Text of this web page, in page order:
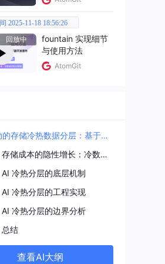
2025-11-18 18:56:26
回放中
fountain 实现细节
与使用方法
AtomGit
AI 驱动的存储冷热数据分层：基于访问模式的自动归档策略
一、存储成本的隐性增长：冷数据的"温水煮青蛙"
AI 冷热分层的底层机制
AI 冷热分层的工程实现
AI 冷热分层的边界分析
结
查看AI大纲